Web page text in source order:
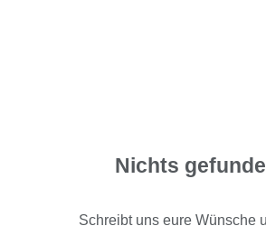
Nichts
Schreibt uns eure Wünsche